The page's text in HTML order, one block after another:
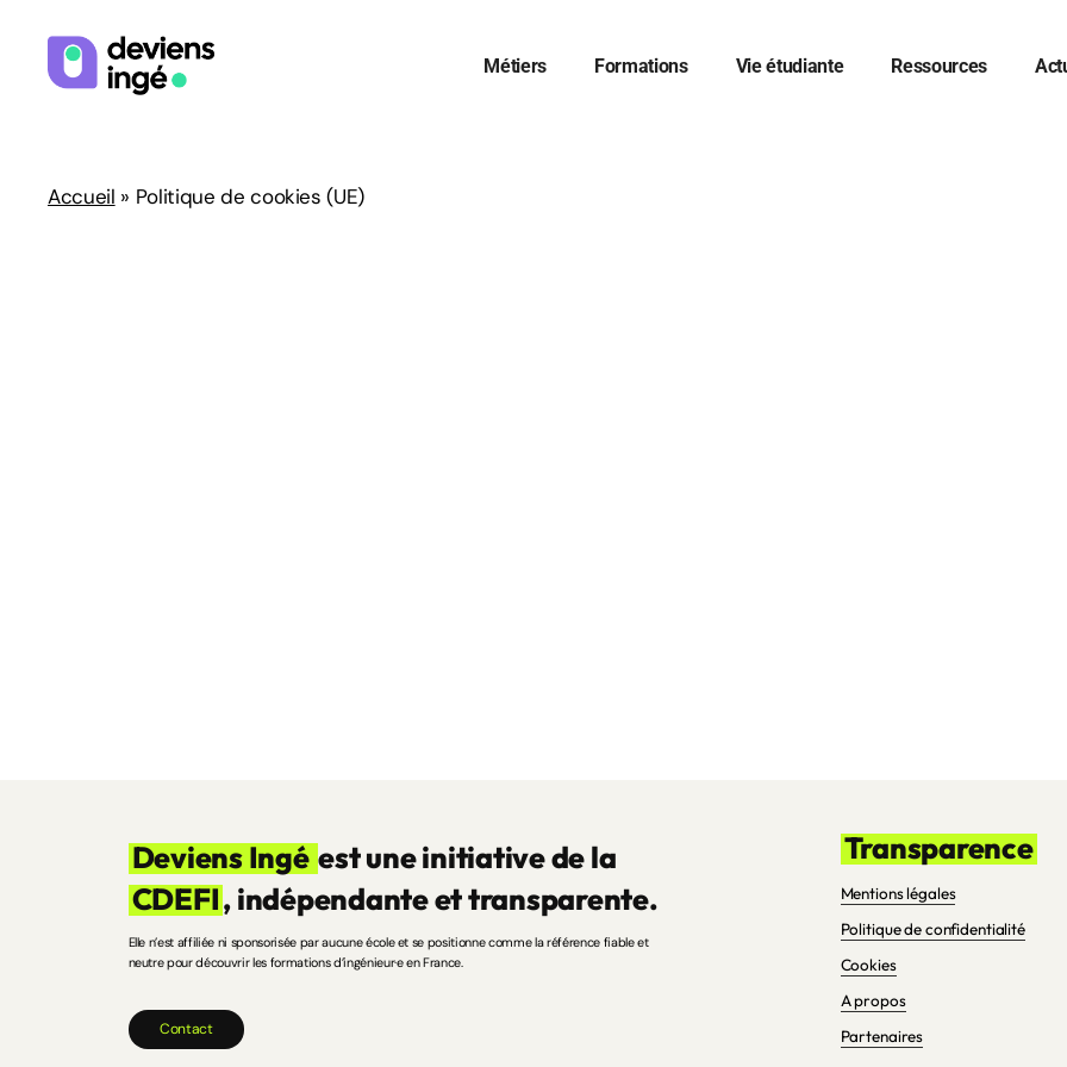
Tapez [Entrée] pour rechercher ou [Échap] pour fermer
Métiers Formations Vie étudiante Ressources
Accueil » Politique de cookies (UE)
Deviens Ingé est une initiative de la
CDEFI, indépendante et transparente.
Elle n’est affiliée ni sponsorisée par aucune école et se positionne comme la référence fiable et
neutre pour découvrir les formations d’ingénieur·e en France.
Contact
Transparence
Mentions légales
Politique de confidentialité
Cookies
A propos
Partenaires